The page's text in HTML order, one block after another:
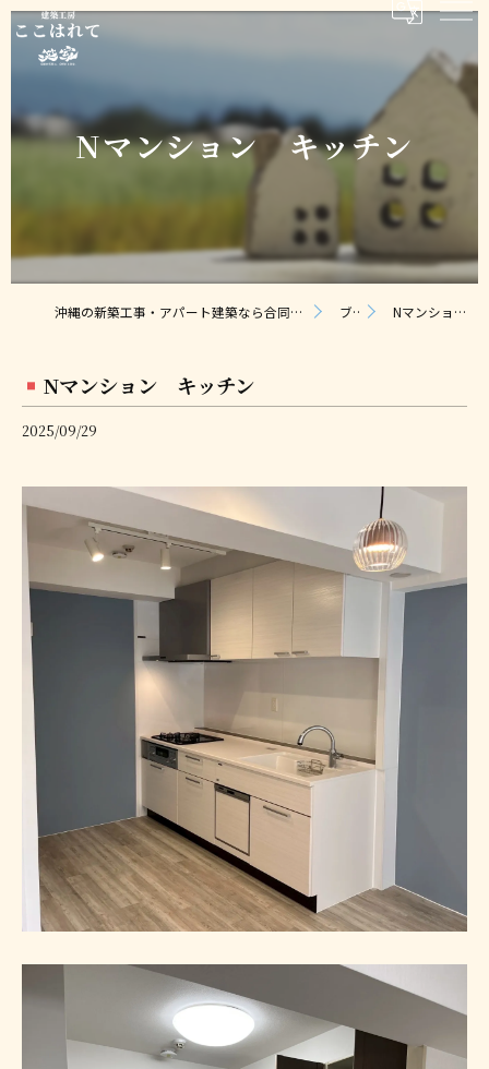
Nマンション キッチン
沖縄の新築工事・アパート建築なら合同会社ここはれて｜無料相談・見積り対応 ブログ Nマンション キッチン
Nマンション キッチン
2025/09/29